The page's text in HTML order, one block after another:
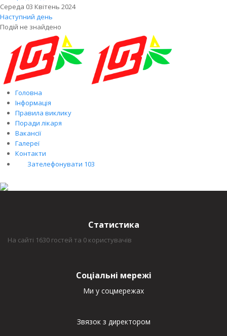
Середа 03 Квітень 2024
Наступний день
Подій не знайдено
Головна
Інформація
Правила виклику
Поради лікаря
Вакансії
Галереї
Контакти
Зателефонувати 103
Статистика
На сайті 1630 гостей та 0 користувачів
Соціальні мережі
Ми у соцмережах
Звязок з директором